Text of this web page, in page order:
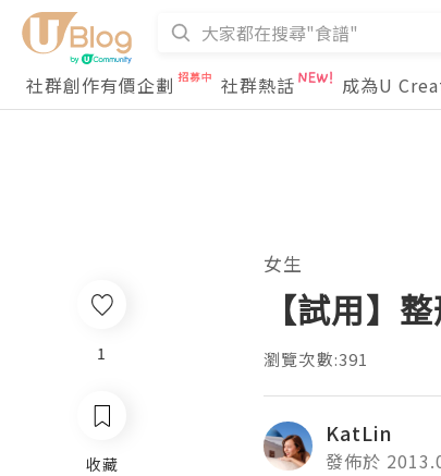
社群創作有價企劃 社群熱話 成為U
女生
【試用】
瀏覽次數:391
KatLin
發佈於
1
收藏